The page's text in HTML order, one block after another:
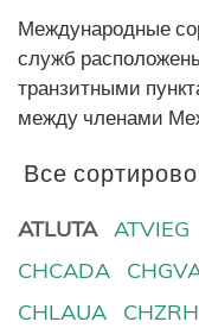
Международные
служб
транзитными
между членами
Все
ATLUTA ATVIEG
CHCADA
CHLAUA